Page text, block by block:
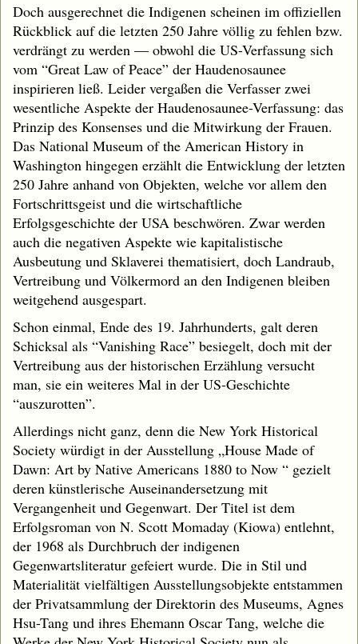
Doch ausgerechnet die Indigenen scheinen im offiziellen
Rückblick auf die letzten 250 Jahre völlig zu fehlen bzw.
verdrängt zu werden — obwohl die US-Verfassung sich
vom “Great Law of Peace” der Haudenosaunee
inspirieren ließ. Leider vergaßen die Verfasser zwei
wesentliche Aspekte der Haudenosaunee-Verfassung: das
Prinzip des Konsenses und die Mitwirkung der Frauen.
Das National Museum of the American History in
Washington hingegen erzählt die Entwicklung der letzten
250 Jahre anhand von Objekten, welche vor allem den
Fortschrittsgeist und die wirtschaftliche
Erfolgsgeschichte der USA beschwören. Zwar werden
auch die negativen Aspekte wie kapitalistische
Ausbeutung und Sklaverei thematisiert, doch Landraub,
Vertreibung und Völkermord an den Indigenen bleiben
weitgehend ausgespart.
Schon einmal, Ende des 19. Jahrhunderts, galt deren
Schicksal als “Vanishing Race” besiegelt, doch mit der
Vertreibung aus der historischen Erzählung versucht
man, sie ein weiteres Mal in der US-Geschichte
“auszurotten”.
Allerdings nicht ganz, denn die New York Historical
Society würdigt in der Ausstellung „House Made of
Dawn: Art by Native Americans 1880 to Now “ gezielt
deren künstlerische Auseinandersetzung mit
Vergangenheit und Gegenwart. Der Titel ist dem
Erfolgsroman von N. Scott Momaday (Kiowa) entlehnt,
der 1968 als Durchbruch der indigenen
Gegenwartsliteratur gefeiert wurde. Die in Stil und
Materialität vielfältigen Ausstellungsobjekte entstammen
der Privatsammlung der Direktorin des Museums, Agnes
Hsu-Tang und ihres Ehemann Oscar Tang, welche die